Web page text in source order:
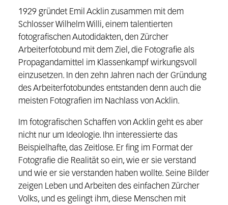
1929 gründet Emil Acklin zusammen mit dem
Schlosser Wilhelm Willi, einem talentierten
fotografischen Autodidakten, den Zürcher
Arbeiterfotobund mit dem Ziel, die Fotografie als
Propagandamittel im Klassenkampf wirkungsvoll
einzusetzen. In den zehn Jahren nach der Gründung
des Arbeiterfotobundes entstanden denn auch die
meisten Fotografien im Nachlass von Acklin.
Im fotografischen Schaffen von Acklin geht es aber
nicht nur um Ideologie. Ihn interessierte das
Beispielhafte, das Zeitlose. Er fing im Format der
Fotografie die Realität so ein, wie er sie verstand
und wie er sie verstanden haben wollte. Seine Bilder
zeigen Leben und Arbeiten des einfachen Zürcher
Volks, und es gelingt ihm, diese Menschen mit